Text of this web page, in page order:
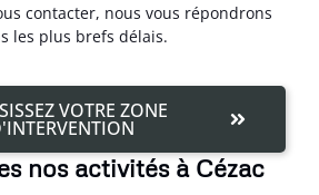
contacter, nous vous répondrons
les plus brefs délais.
VOTRE ZONE
nos activités à Cézac